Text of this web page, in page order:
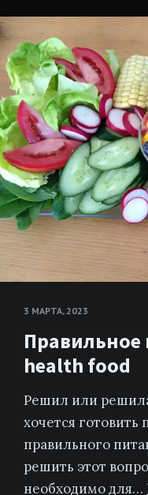
3 МАРТА, 2023
Правильное
health food
Решил или
хочется
правильного
решить этот
необходимо для…